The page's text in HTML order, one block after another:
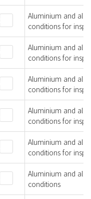
Aluminium and
conditions for
Aluminium and
conditions for
Aluminium and
conditions for
Aluminium and
conditions for
Aluminium and
conditions for
Aluminium and
conditions